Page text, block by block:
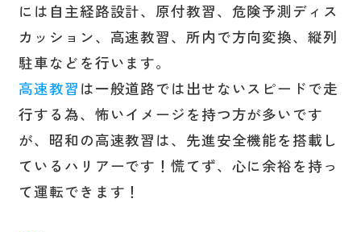
には自主経路設計、原付教習、危険予測ディス
カッション、高速教習、所内で方向変換、縦列
駐車などを行います。
高速教習 は一般道路では出せないスピードで走
行する為、怖いイメージを持つ方が多いです
が、昭和の高速教習は、先進安全機能を搭載し
ているハリアーです！慌てず、心に余裕を持っ
て運転できます！